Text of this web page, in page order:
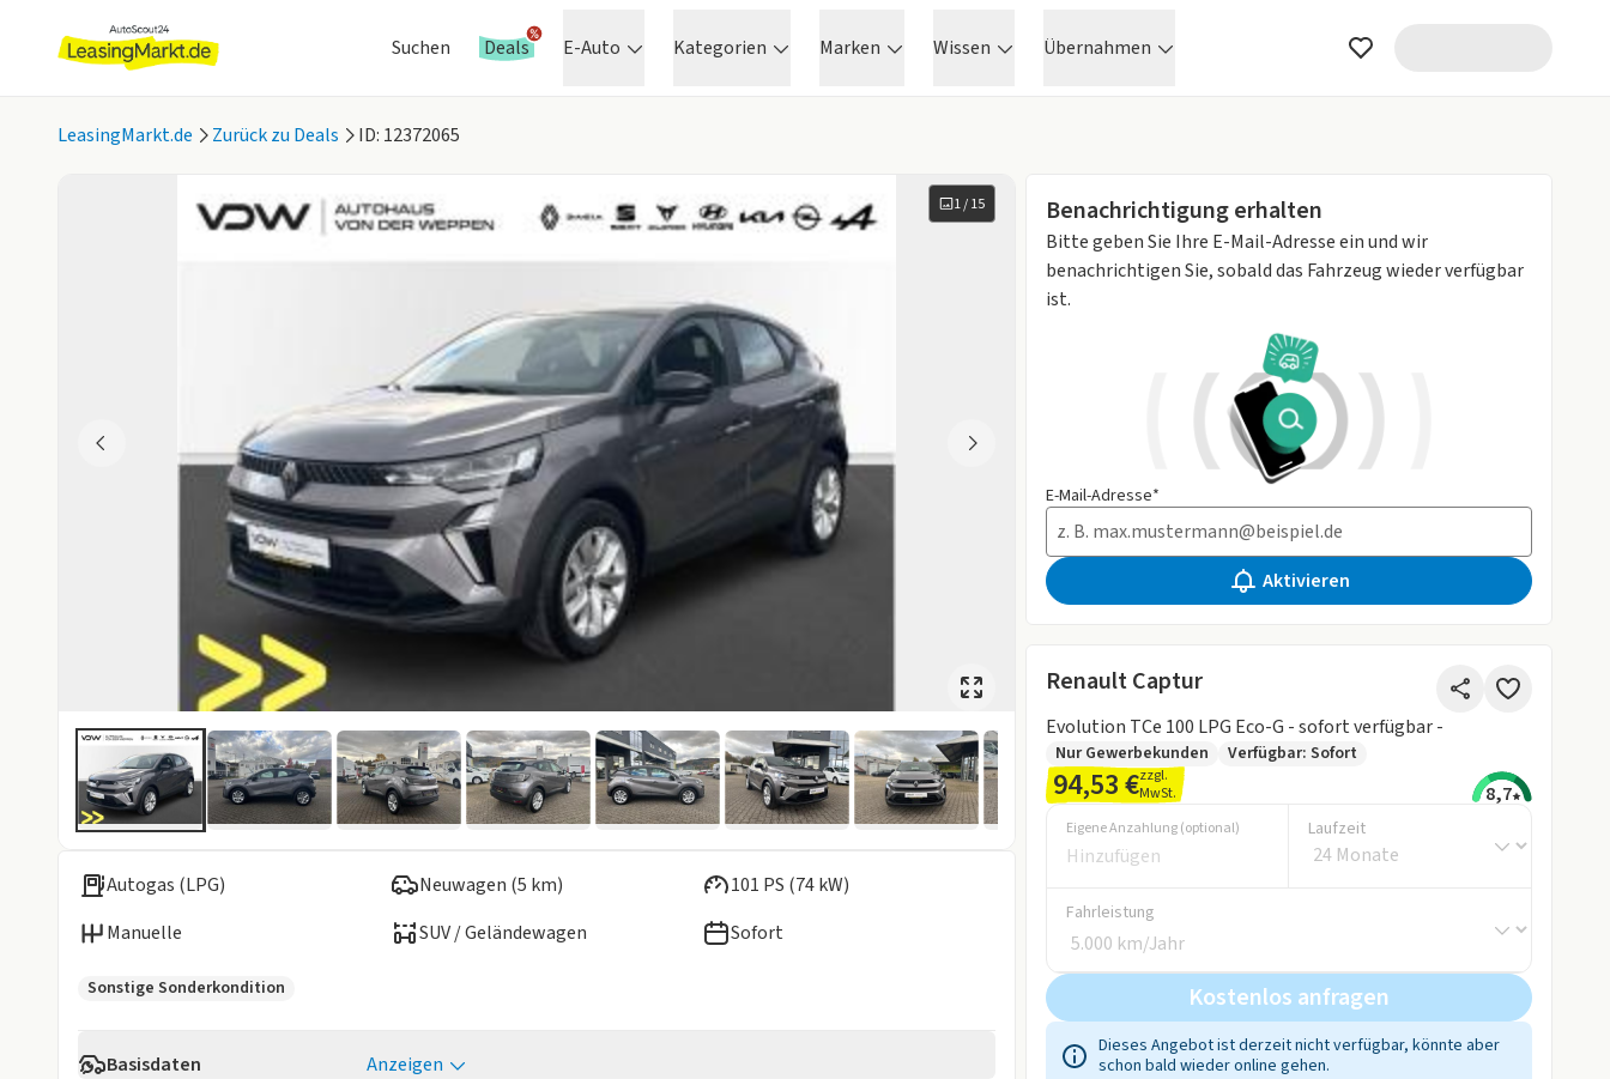
Suchen Deals E-Auto Kategorien Marken Wissen Übernahmen
LeasingMarkt.de Zurück zu Deals ID: 12372065
Benachrichtigung erhalten
Bitte geben Sie Ihre E-Mail-Adresse ein und wir
benachrichtigen Sie, sobald das Fahrzeug wieder verfügbar
ist.
E-Mail-Adresse*
Aktivieren
Renault Captur
Evolution TCe 100 LPG Eco-G - sofort verfügbar -
Nur Gewerbekunden Verfügbar: Sofort
94,53 €zzgl.
MwSt.
8,7
Eigene Anzahlung (optional) Laufzeit
Fahrleistung
Kostenlos anfragen
Dieses Angebot ist derzeit nicht verfügbar, könnte aber
schon bald wieder online gehen.
1/15
Autogas (LPG) Neuwagen (5 km)
101 PS (74 kW)
Manuelle
SUV / Geländewagen Sofort
Sonstige Sonderkondition
Basisdaten
Anzeigen